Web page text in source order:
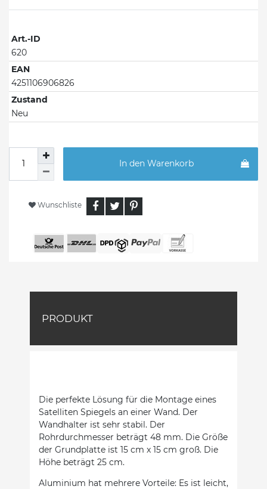
Art.-ID
620
EAN
4251106906826
Zustand
Neu
In den Warenkorb
Wunschliste
PRODUKT
Die perfekte Lösung für die Montage eines
Satelliten Spiegels an einer Wand. Der
Wandhalter ist sehr stabil. Der
Rohrdurchmesser beträgt 48 mm. Die Größe
der Grundplatte ist 15 cm x 15 cm groß. Die
Höhe beträgt 25 cm.
Aluminium hat mehrere Vorteile: Es ist leicht,